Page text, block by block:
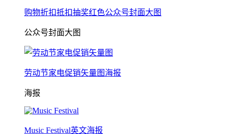
购物折扣抵扣抽奖红色公众号封面大图
公众号封面大图
劳动节家电促销矢量图海报
海报
Music Festival英文海报